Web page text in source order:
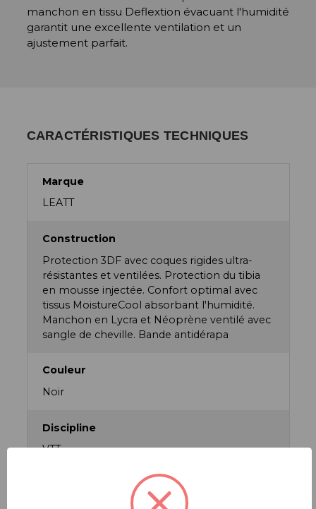
manchon en tissu Deflextion évacuant l'humidité
garantit une excellente ventilation et un
ajustement parfait.
CARACTÉRISTIQUES TECHNIQUES
Marque
LEATT
Construction
Protection 3DF avec coques rigides ultra-
résistantes et ventilées. Protection du tibia
en mousse injectée. Confort optimal avec
tissus MoistureCool absorbant l'humidité.
Manchon en Lycra et Néoprène ventilé avec
sangle de cheville. Bande antidérapa
Couleur
Noir
Discipline
VTT
Écoresponsabilité